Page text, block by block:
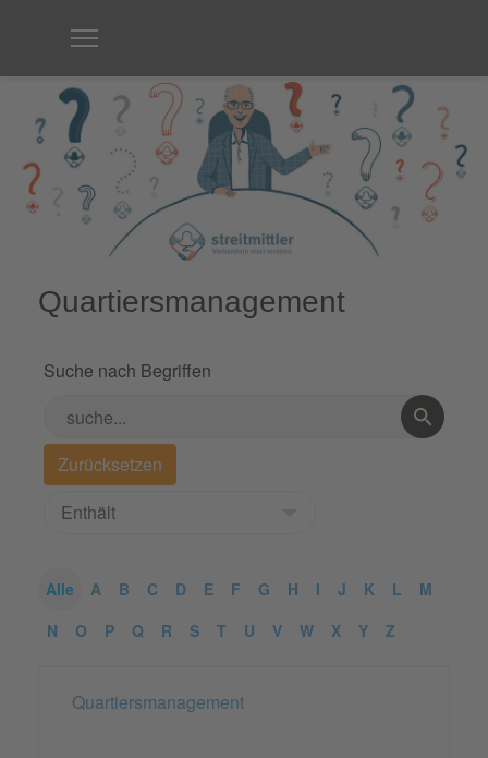
Quartiersmanagement
Suche nach Begriffen
Alle A B C D E F G H I J K L
M
N
O P Q R S T U V W X Y Z
Quartiersmanagement